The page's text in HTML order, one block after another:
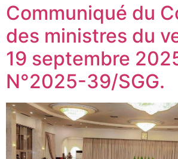
Communiqué du
des ministres du
19 septembre
N°2025-39/SGG.